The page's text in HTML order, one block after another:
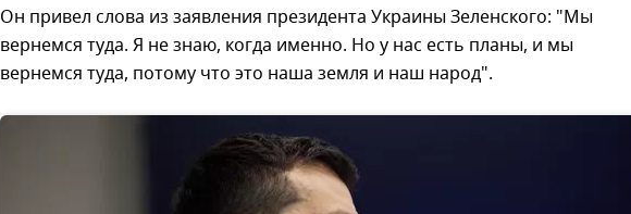
Он привел слова из заявления президента Украины Зеленского: "Мы
вернемся туда. Я не знаю, когда именно. Но у нас есть планы, и мы
вернемся туда, потому что это наша земля и наш народ".